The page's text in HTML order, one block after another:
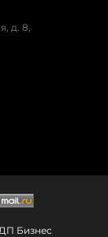
д. 8,
Бизнес